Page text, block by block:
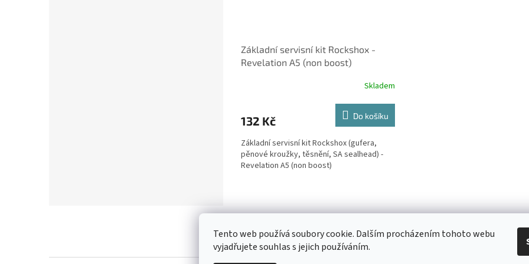
Tento web používá soubory cookie. Dalším procházením tohoto webu
vyjadřujete souhlas s jejich používáním.
Základní servisní kit Rockshox -
Revelation A5 (non boost)
Skladem
132 Kč Do košíku
Základní servisní kit Rockshox (gufera,
pěnové kroužky, těsnění, SA sealhead) -
Revelation A5 (non boost)
l
d
Kontakt / Obchodní podmínky / Ochrana osobních údajů / Reklamace / Výměna,